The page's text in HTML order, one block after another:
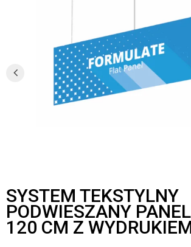
SYSTEM TEKSTYLNY
PODWIESZANY
120 CM Z